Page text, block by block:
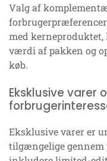
Valg af
med kerneproduktet,
værdi af pakken og
køb.
Eksklusive varer
Eksklusive varer er
tilgængelige gennem